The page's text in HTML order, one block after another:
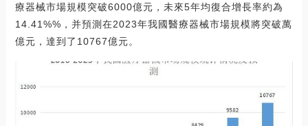
療器械市場規模突破6000億元，未來5年均復合增長率約為
14.41%%，并預測在2023年我國醫療器械市場規模將突破萬
億元，達到了10767億元。